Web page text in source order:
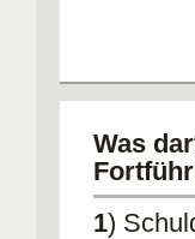
Was
1)